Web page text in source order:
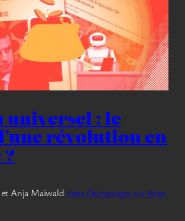
universel : le
révolution en
Anja MaiwalddansDécryptages sur Arte